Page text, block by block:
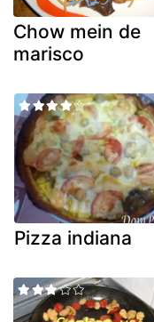
Chow mein de
marisco
Pizza indiana